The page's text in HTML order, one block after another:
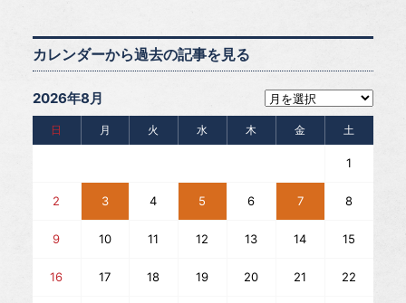
カレンダーから過去の記事を見る
2026年8月
日 月 火 水 木 金 土
1
2 3 4 5 6 7 8
9 10 11 12 13 14 15
16 17 18 19 20 21 22